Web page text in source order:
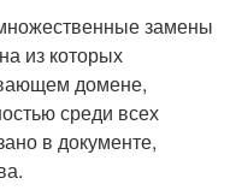
замены
из которых
домене,
среди всех
в документе,